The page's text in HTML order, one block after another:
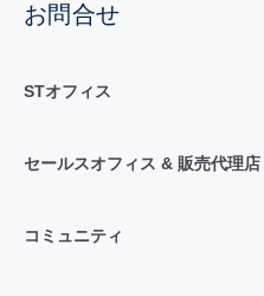
お問合せ
STオフィス
セールスオフィス & 販売代理店
コミュニティ